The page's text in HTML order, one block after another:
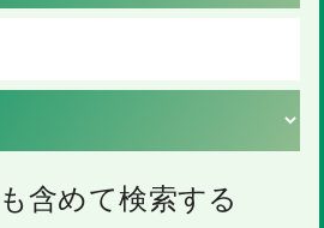
含めて検索する